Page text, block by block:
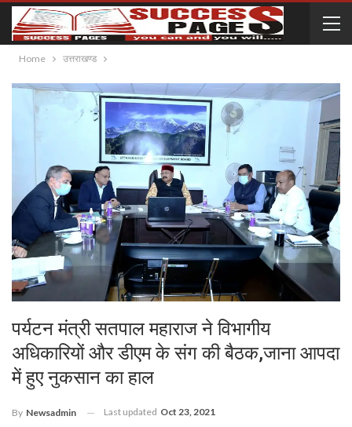
Home उत्तराखण्ड
पर्यटन मंत्री सतपाल महाराज ने विभागीय
अधिकारियों और डीएम के संग की बैठक,जाना आपदा
में हुए नुकसान का हाल
By Newsadmin Last updated Oct 23, 2021